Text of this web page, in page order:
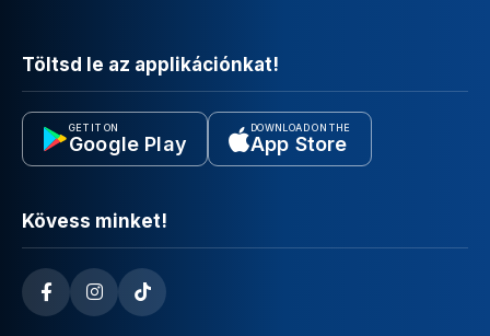
Töltsd le az applikációnkat!
GET IT ON
Google Play
DOWNLOAD ON THE
App Store
Kövess minket!